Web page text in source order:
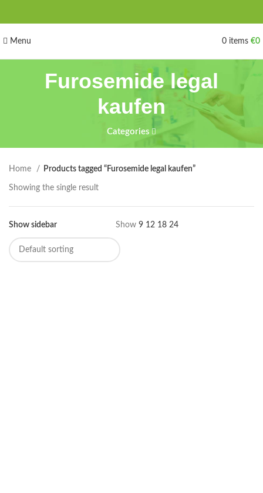
Menu 0 items €0
Furosemide legal
kaufen
Categories
Home Products tagged “Furosemide legal kaufen”
Showing the single result
Show sidebar Show 9 12 18 24